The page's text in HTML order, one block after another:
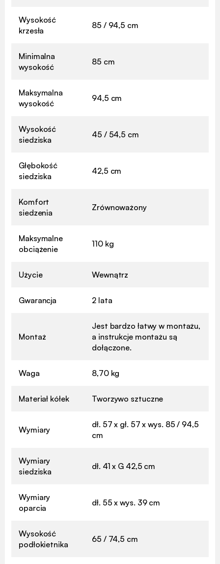
Wysokość
krzesła
85 / 94,5 cm
Minimalna
wysokość
85 cm
Maksymalna
wysokość
94,5 cm
Wysokość
siedziska
45 / 54,5 cm
Głębokość
siedziska
42,5 cm
Komfort
siedzenia
Zrównoważony
Maksymalne
obciążenie
110 kg
Użycie Wewnątrz
Gwarancja 2 lata
Montaż
Jest bardzo łatwy w montażu,
a instrukcje montażu są
dołączone.
Waga 8,70 kg
Materiał kółek Tworzywo sztuczne
Wymiary
dł. 57 x gł. 57 x wys. 85 / 94,5
cm
Wymiary
siedziska
dł. 41 x G 42,5 cm
Wymiary
oparcia
dł. 55 x wys. 39 cm
Wysokość
podłokietnika
65 / 74,5 cm